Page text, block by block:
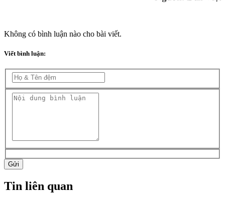
Không có bình luận nào cho bài viết.
Viết bình luận:
Gửi
Tin liên quan